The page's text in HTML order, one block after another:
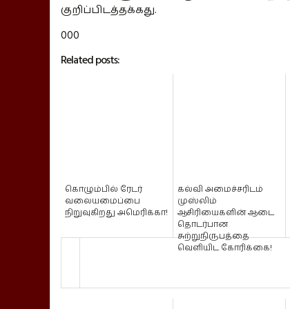
குறிப்பிடத்தக்கது.
000
Related posts:
கொழும்பில் ரேடர்
வலையமைப்பை
நிறுவுகிறது அமெரிக்கா!
கல்வி அமைச்சரிடம்
முஸ்லிம்
ஆசிரியைகளின் ஆடை
தொடர்பான
சுற்றுநிருபத்தை
வெளியிட கோரிக்கை!